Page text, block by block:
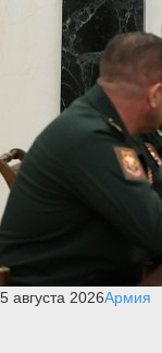
5 августа 2026Армия